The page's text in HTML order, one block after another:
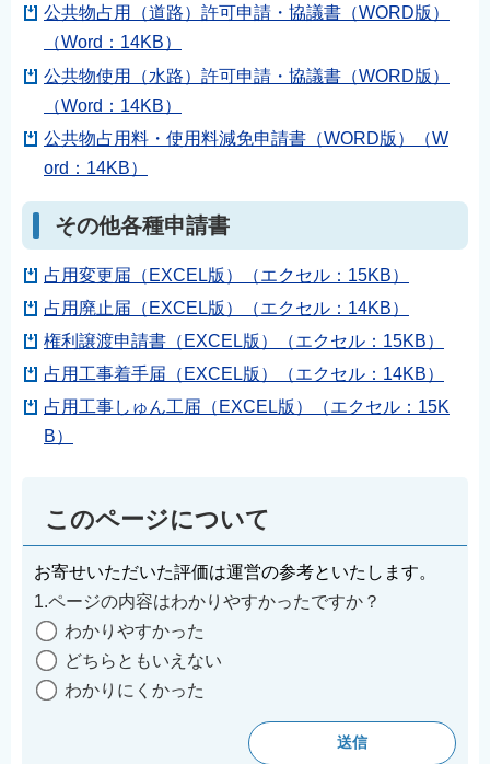
公共物占用（道路）許可申請・協議書（WORD版）
（Word：14KB）
公共物使用（水路）許可申請・協議書（WORD版）
（Word：14KB）
公共物占用料・使用料減免申請書（WORD版）（W
ord：14KB）
その他各種申請書
占用変更届（EXCEL版）（エクセル：15KB）
占用廃止届（EXCEL版）（エクセル：14KB）
権利譲渡申請書（EXCEL版）（エクセル：15KB）
占用工事着手届（EXCEL版）（エクセル：14KB）
占用工事しゅん工届（EXCEL版）（エクセル：15K
B）
このページについて
お寄せいただいた評価は運営の参考といたします。
1.ページの内容はわかりやすかったですか？
わかりやすかった
どちらともいえない
わかりにくかった